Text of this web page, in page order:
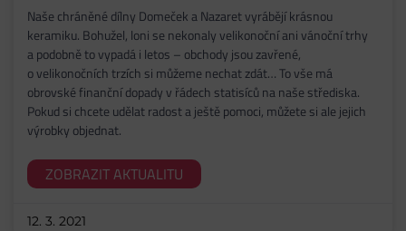
Naše chráněné dílny Domeček a Nazaret vyrábějí krásnou
keramiku. Bohužel, loni se nekonaly velikonoční ani vánoční trhy
a podobně to vypadá i letos – obchody jsou zavřené,
o velikonočních trzích si můžeme nechat zdát… To vše má
obrovské finanční dopady v řádech statisíců na naše střediska.
Pokud si chcete udělat radost a ještě pomoci, můžete si ale jejich
výrobky objednat.
ZOBRAZIT AKTUALITU
12. 3. 2021